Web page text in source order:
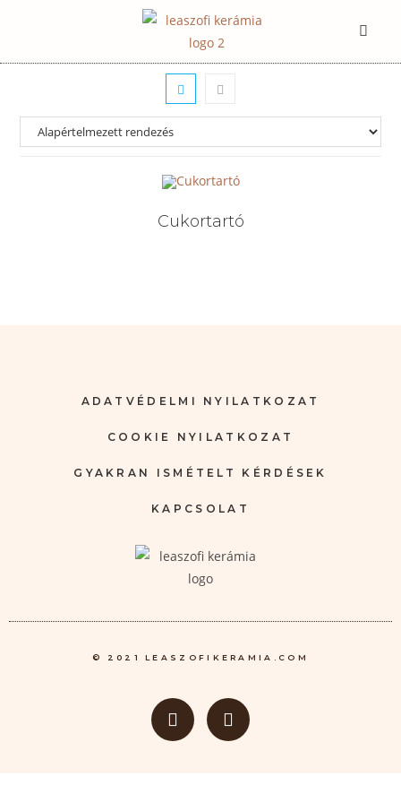
Cukortartó
ADATVÉDELMI NYILATKOZAT
COOKIE NYILATKOZAT
GYAKRAN ISMÉTELT KÉRDÉSEK
KAPCSOLAT
© 2021 LEASZOFIKERAMIA.COM